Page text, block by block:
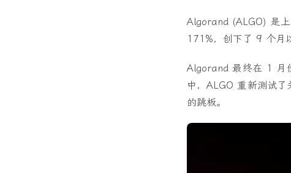
Algorand (ALGO) 是
171%，创下了 9 个月
Algorand 最终在 1 月
中，ALGO 重新测试
的跳板。